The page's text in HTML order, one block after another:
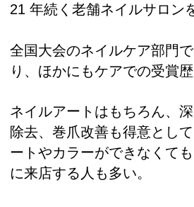
21 年続く老舗ネイルサロン
全国大会のネイルケア部門
り、ほかにもケアでの受賞歴
ネイルアートはもちろん、
除去、巻爪改善も得意とし
ートやカラーができなくて
に来店する人も多い。